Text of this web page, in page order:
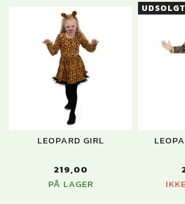
LEOPARD GIRL
219,00
PÅ LAGER
UDSOLGT